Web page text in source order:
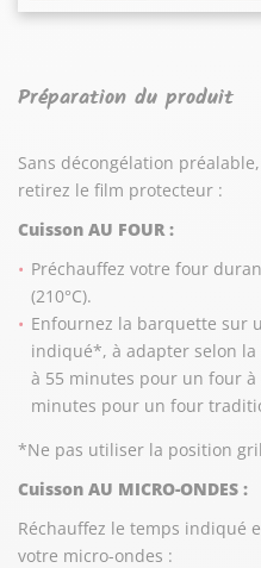
Préparation du produit
Sans décongélation
retirez le film protecteur :
Cuisson AU FOUR :
Préchauffez votre four
(210°C).
Enfournez la barquette sur
indiqué*, à adapter selon
à 55 minutes pour un four
minutes pour un four
*Ne pas utiliser la position
Cuisson AU MICRO-ONDES :
Réchauffez le temps indiqué
votre micro-ondes :